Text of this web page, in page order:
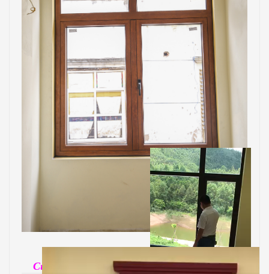
Cửa sổ mở quay 2 cánh nhôm Xingfa tem đỏ